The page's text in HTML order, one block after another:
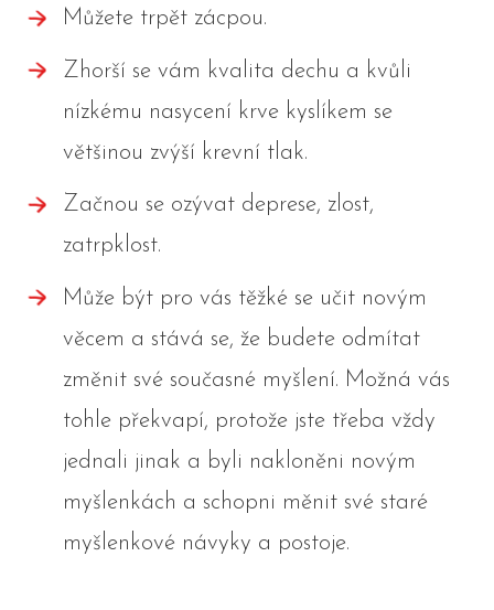
Můžete trpět zácpou.
Zhorší se vám kvalita dechu a kvůli
nízkému nasycení krve kyslíkem se
většinou zvýší krevní tlak.
Začnou se ozývat deprese, zlost,
zatrpklost.
Může být pro vás těžké se učit novým
věcem a stává se, že budete odmítat
změnit své současné myšlení. Možná vás
tohle překvapí, protože jste třeba vždy
jednali jinak a byli nakloněni novým
myšlenkách a schopni měnit své staré
myšlenkové návyky a postoje.